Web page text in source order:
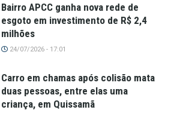
Bairro APCC ganha nova rede de
esgoto em investimento de R$ 2,4
milhões
24/07/2026 - 17:01
Carro em chamas após colisão mata
duas pessoas, entre elas uma
criança, em Quissamã